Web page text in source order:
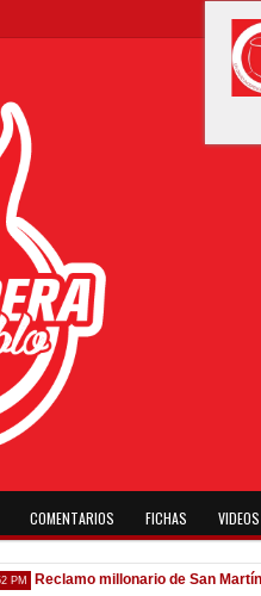
COMENTARIOS FICHAS VIDEOS
Reclamo millonario de San Martín (SJ)